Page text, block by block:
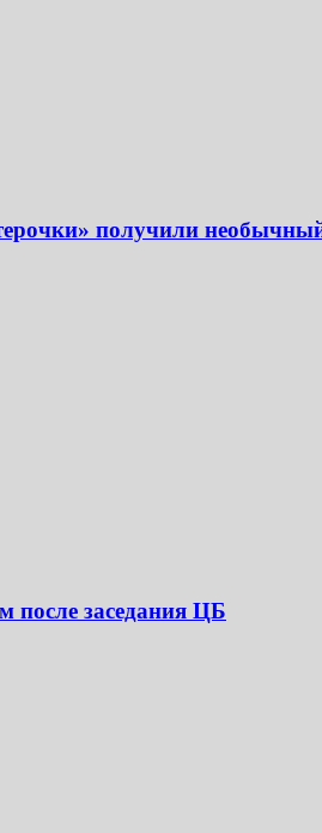
получили
после заседания ЦБ